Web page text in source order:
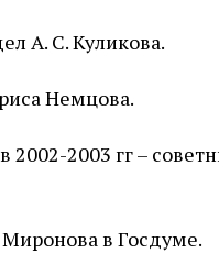
А. С. Куликова.
Немцова.
2002-2003 гг –
в Госдуме.